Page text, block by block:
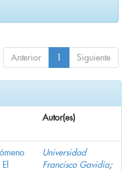
Anterior 1 Siguiente
Autor(es)
Universidad
Francisco Gavidia;